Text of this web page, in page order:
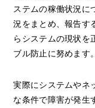
ステムの稼働状況に
況をまとめ、報告す
らシステムの現状を
ブル防止に努めます。
実際にシステムやネ
な条件で障害が発生